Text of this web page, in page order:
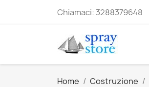
Chiamaci: 3288379648
Home Costruzione